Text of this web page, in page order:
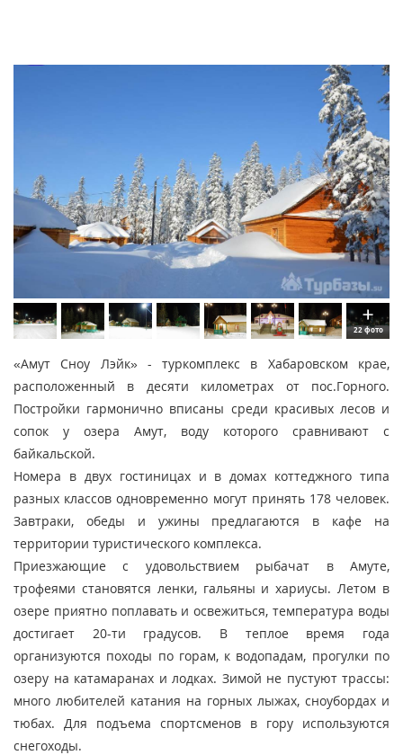
22 фото
«Амут Сноу Лэйк» - туркомплекс в Хабаровском крае,
расположенный в десяти километрах от пос.Горного.
Постройки гармонично вписаны среди красивых лесов и
сопок у озера Амут, воду которого сравнивают с
байкальской.
Номера в двух гостиницах и в домах коттеджного типа
разных классов одновременно могут принять 178 человек.
Завтраки, обеды и ужины предлагаются в кафе на
территории туристического комплекса.
Приезжающие с удовольствием рыбачат в Амуте,
трофеями становятся ленки, гальяны и хариусы. Летом в
озере приятно поплавать и освежиться, температура воды
достигает 20-ти градусов. В теплое время года
организуются походы по горам, к водопадам, прогулки по
озеру на катамаранах и лодках. Зимой не пустуют трассы:
много любителей катания на горных лыжах, сноубордах и
тюбах. Для подъема спортсменов в гору используются
снегоходы.